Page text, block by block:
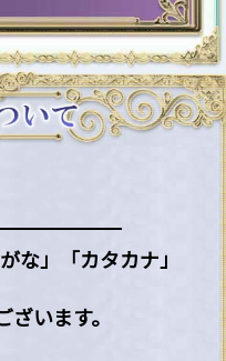
な」「カタカナ」
います。